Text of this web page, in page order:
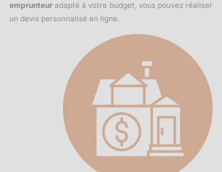
emprunteur adapté à votre budget, vous pouvez réaliser
un devis personnalisé en ligne.